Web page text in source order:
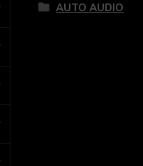
AUTO AUDIO